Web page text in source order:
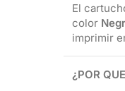
El
color
imprimir
¿POR